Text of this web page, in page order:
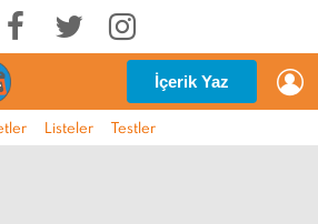
İçerik Yaz
Listeler Testler